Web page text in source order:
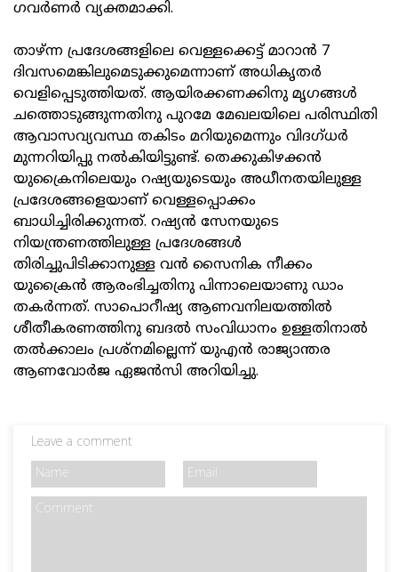
ഗവർണർ വ്യക്തമാക്കി.
താഴ്ന്ന പ്രദേശങ്ങളിലെ വെള്ളക്കെട്ട് മാറാൻ 7
ദിവസമെങ്കിലുമെടുക്കുമെന്നാണ് അധികൃതർ
വെളിപ്പെടുത്തിയത്. ആയിരക്കണക്കിനു മൃഗങ്ങൾ
ചത്തൊടുങ്ങുന്നതിനു പുറമേ മേഖലയിലെ പരിസ്ഥിതി
ആവാസവ്യവസ്ഥ തകിടം മറിയുമെന്നും വിദഗ്ധർ
മുന്നറിയിപ്പു നൽകിയിട്ടുണ്ട്. തെക്കുകിഴക്കൻ
യുക്രൈനിലെയും റഷ്യയുടെയും അധീനതയിലുള്ള
പ്രദേശങ്ങളെയാണ് വെള്ളപ്പൊക്കം
ബാധിച്ചിരിക്കുന്നത്. റഷ്യൻ സേനയുടെ
നിയന്ത്രണത്തിലുള്ള പ്രദേശങ്ങൾ
തിരിച്ചുപിടിക്കാനുള്ള വൻ സൈനിക നീക്കം
യുക്രൈൻ ആരംഭിച്ചതിനു പിന്നാലെയാണു ഡാം
തകർന്നത്. സാപൊറീഷ്യ ആണവനിലയത്തിൽ
ശീതീകരണത്തിനു ബദൽ സംവിധാനം ഉള്ളതിനാൽ
തൽക്കാലം പ്രശ്‌നമില്ലെന്ന് യുഎൻ രാജ്യാന്തര
ആണവോർജ ഏജൻസി അറിയിച്ചു.
Leave a comment